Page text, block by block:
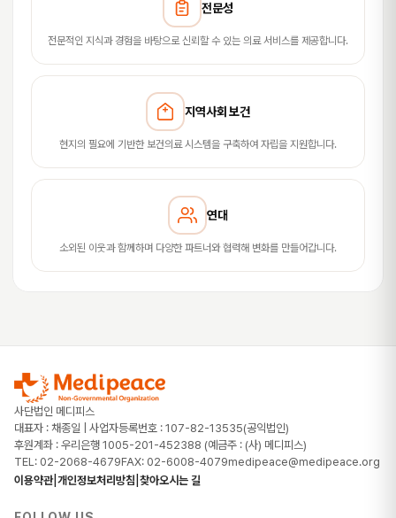
전문성
전문적인 지식과 경험을 바탕으로 신뢰할 수 있는 의료 서비스를 제공합니다.
지역사회 보건
현지의 필요에 기반한 보건의료 시스템을 구축하여 자립을 지원합니다.
연대
소외된 이웃과 함께하며 다양한 파트너와 협력해 변화를 만들어갑니다.
사단법인 메디피스
대표자 : 채종일 | 사업자등록번호 : 107-82-13535(공익법인)
후원계좌 : 우리은행 1005-201-452388 (예금주 : (사) 메디피스)
TEL: 02-2068-4679FAX: 02-6008-4079medipeace@medipeace.org
이용약관| 개인정보처리방침 찾아오시는 길